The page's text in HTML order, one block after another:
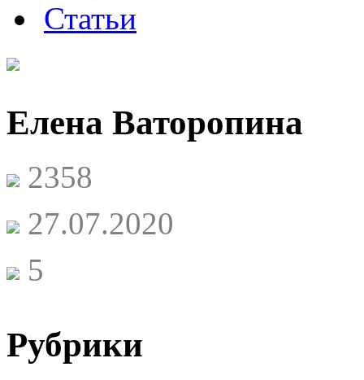
Статьи
Елена Ваторопина
2358
27.07.2020
5
Рубрики